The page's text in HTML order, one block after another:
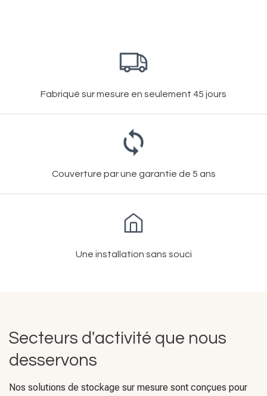
Fabriqué sur mesure en seulement 45 jours
Couverture par une garantie de 5 ans
Une installation sans souci
Secteurs d'activité que nous
desservons
Nos solutions de stockage sur mesure sont conçues pour